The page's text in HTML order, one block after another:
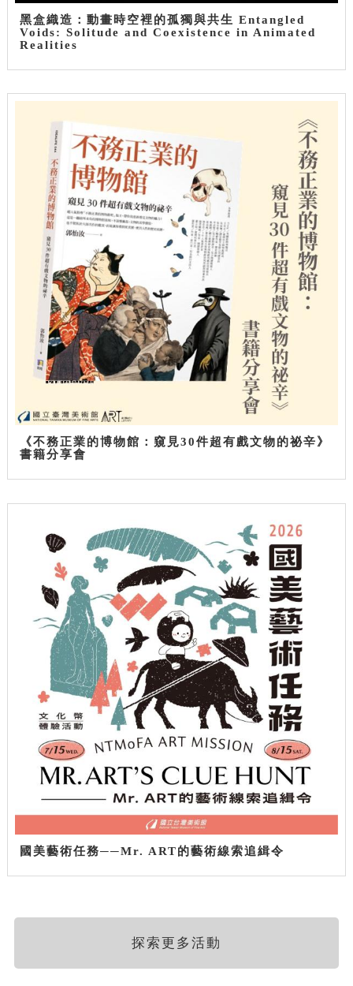
黑盒織造：動畫時空裡的孤獨與共生 Entangled
Voids: Solitude and Coexistence in Animated
Realities
《不務正業的博物館：窺見30件超有戲文物的祕辛》
書籍分享會
國美藝術任務──Mr. ART的藝術線索追緝令
探索更多活動